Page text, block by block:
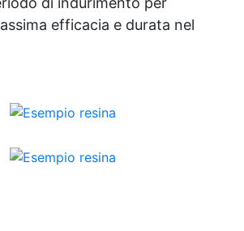
efficacia e durata nel